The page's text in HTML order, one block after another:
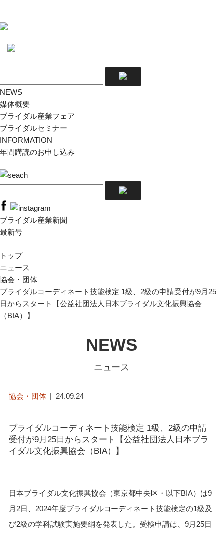
NEWS
媒体概要
ブライダル産業フェア
ブライダルセミナー
INFORMATION
年間購読のお申し込み
ブライダル産業新聞
最新号
トップ
ニュース
協会・団体
ブライダルコーディネート技能検定 1級、2級の申請受付が9月25
日からスタート【公益社団法人日本ブライダル文化振興協会
（BIA）】
NEWS
ニュース
協会・団体 24.09.24
ブライダルコーディネート技能検定 1級、2級の申請
受付が9月25日からスタート【公益社団法人日本ブラ
イダル文化振興協会（BIA）】
日本ブライダル文化振興協会（東京都中央区・以下BIA）は9
月2日、2024年度ブライダルコーディネート技能検定の1級及
び2級の学科試験実施要綱を発表した。受検申請は、9月25日